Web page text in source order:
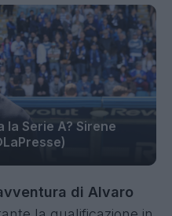
la Serie A? Sirene
di Alvaro